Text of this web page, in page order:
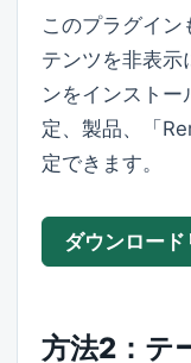
このプラグイ
テンツを非表示
ンをインスト
定、製品、「
定できます。
ダウンロード
方法2：テ